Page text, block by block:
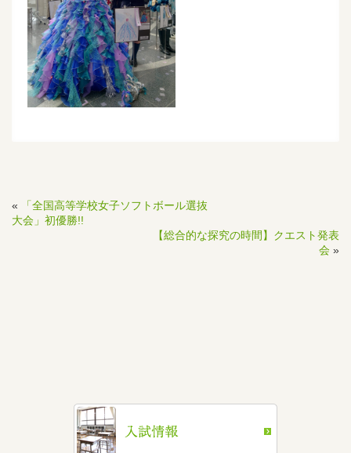
«
「全国高等学校女子ソフトボール選抜
大会」初優勝!!
【総合的な探究の時間】クエスト発表
会 »